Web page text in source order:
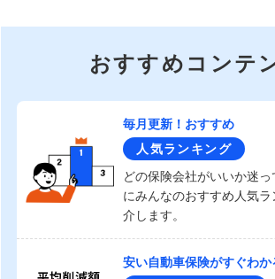
おすすめコンテ
毎月更新！おすすめ
人気ランキング
どの保険会社がいいか迷
にみんなのおすすめ人気
介します。
安い自動車保険がすぐわか